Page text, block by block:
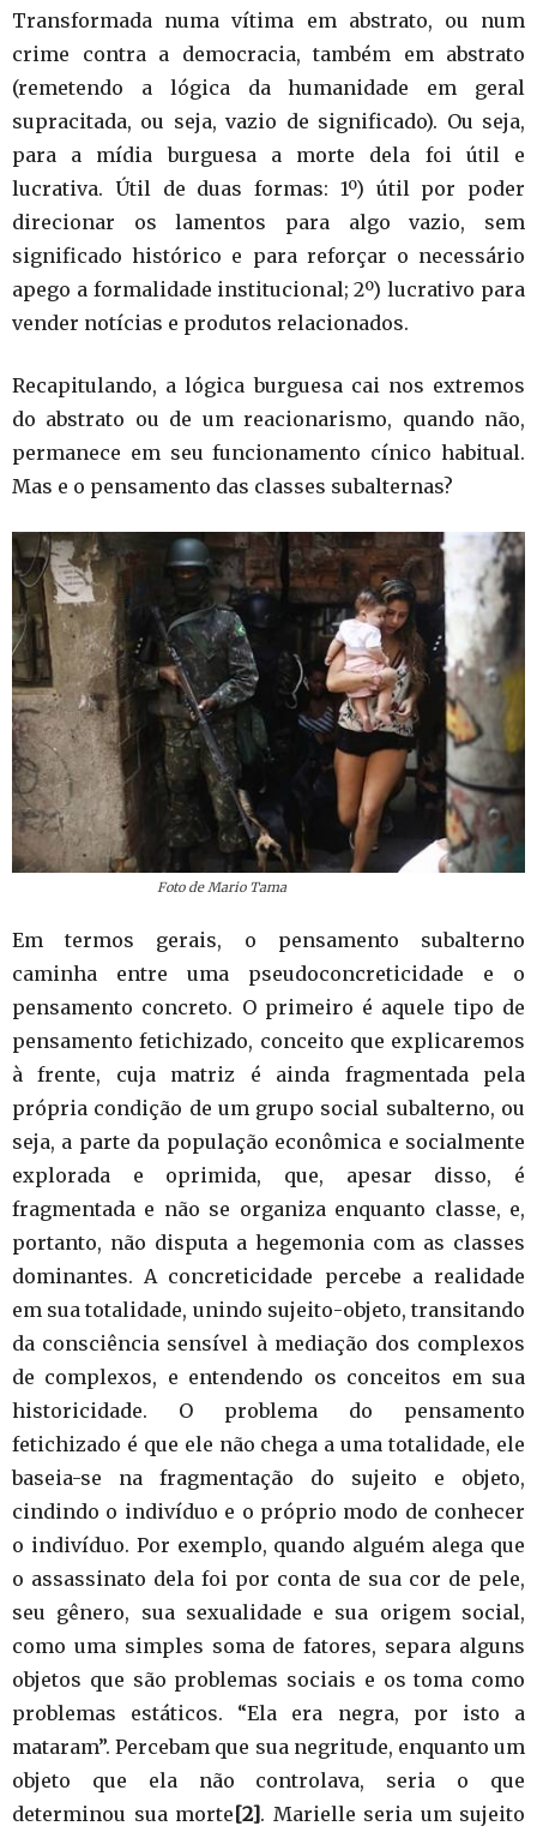
Transformada numa vítima em abstrato, ou num
crime contra a democracia, também em abstrato
(remetendo a lógica da humanidade em geral
supracitada, ou seja, vazio de significado). Ou seja,
para a mídia burguesa a morte dela foi útil e
lucrativa. Útil de duas formas: 1º) útil por poder
direcionar os lamentos para algo vazio, sem
significado histórico e para reforçar o necessário
apego a formalidade institucional; 2º) lucrativo para
vender notícias e produtos relacionados.
Recapitulando, a lógica burguesa cai nos extremos
do abstrato ou de um reacionarismo, quando não,
permanece em seu funcionamento cínico habitual.
Mas e o pensamento das classes subalternas?
Foto de Mario Tama
Em termos gerais, o pensamento subalterno
caminha entre uma pseudoconcreticidade e o
pensamento concreto. O primeiro é aquele tipo de
pensamento fetichizado, conceito que explicaremos
à frente, cuja matriz é ainda fragmentada pela
própria condição de um grupo social subalterno, ou
seja, a parte da população econômica e socialmente
explorada e oprimida, que, apesar disso, é
fragmentada e não se organiza enquanto classe, e,
portanto, não disputa a hegemonia com as classes
dominantes. A concreticidade percebe a realidade
em sua totalidade, unindo sujeito-objeto, transitando
da consciência sensível à mediação dos complexos
de complexos, e entendendo os conceitos em sua
historicidade. O problema do pensamento
fetichizado é que ele não chega a uma totalidade, ele
baseia-se na fragmentação do sujeito e objeto,
cindindo o indivíduo e o próprio modo de conhecer
o indivíduo. Por exemplo, quando alguém alega que
o assassinato dela foi por conta de sua cor de pele,
seu gênero, sua sexualidade e sua origem social,
como uma simples soma de fatores, separa alguns
objetos que são problemas sociais e os toma como
problemas estáticos. “Ela era negra, por isto a
mataram”. Percebam que sua negritude, enquanto um
objeto que ela não controlava, seria o que
determinou sua morte[2]. Marielle seria um sujeito